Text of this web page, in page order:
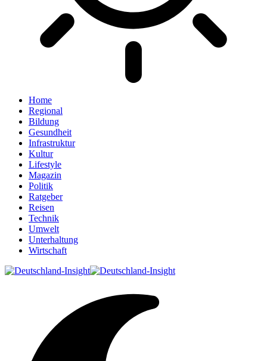
Home
Regional
Bildung
Gesundheit
Infrastruktur
Kultur
Lifestyle
Magazin
Politik
Ratgeber
Reisen
Technik
Umwelt
Unterhaltung
Wirtschaft